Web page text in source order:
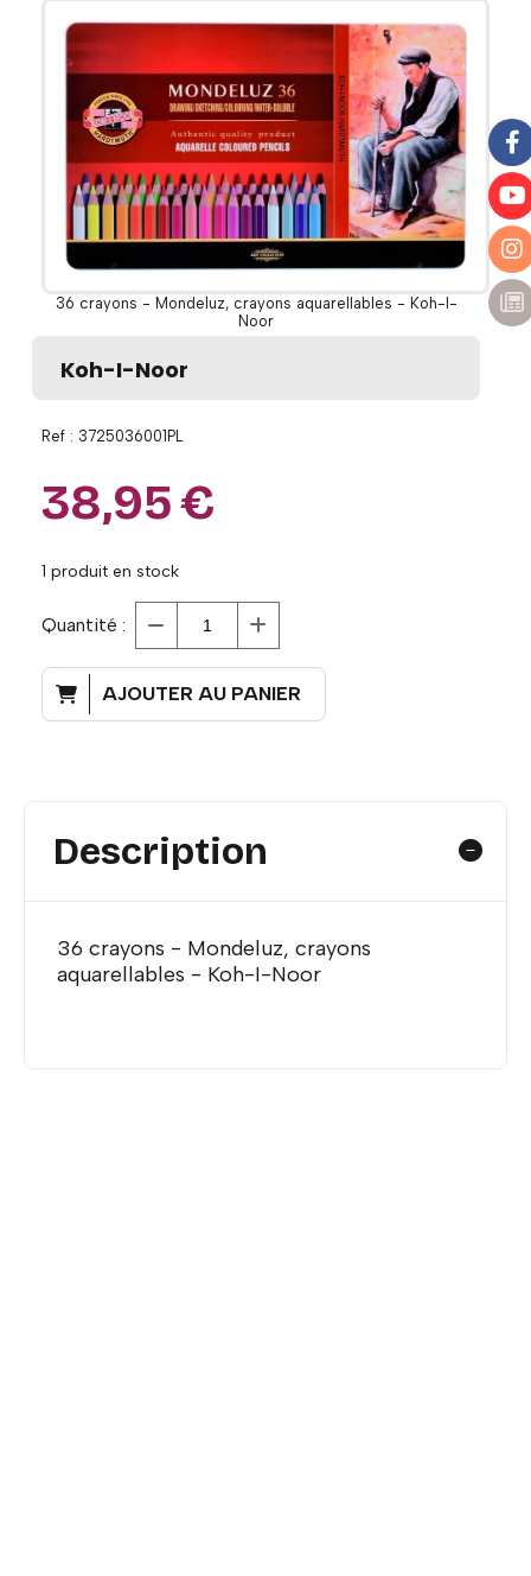
36 crayons - Mondeluz, crayons aquarellables - Koh-I-
Noor
Koh-I-Noor
Ref : 3725036001PL
38,95€
1 produit en stock
Quantité :
AJOUTER AU PANIER
Description
36 crayons - Mondeluz, crayons
aquarellables - Koh-I-Noor